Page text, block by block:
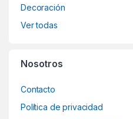
Decoración
Ver todas
Nosotros
Contacto
Política de privacidad